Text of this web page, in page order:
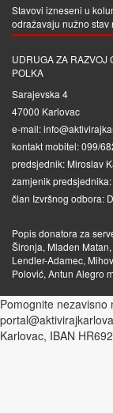
Stavovi izneseni u
odražavaju nužno
UDRUGA ZA RAZVOJ
POLKA
Sarajevska 4
47000 Karlovac
e-mail:
kontakt mobitel: 099/
predsjednik: Miroslav
zamjenik
član Izvršnog odbora:
Popis donatora za
Šironja, Mladen
Lendler-Adamec,
Polović, Antun Alegro
Pomognite nezavisno
Karlovac, IBAN